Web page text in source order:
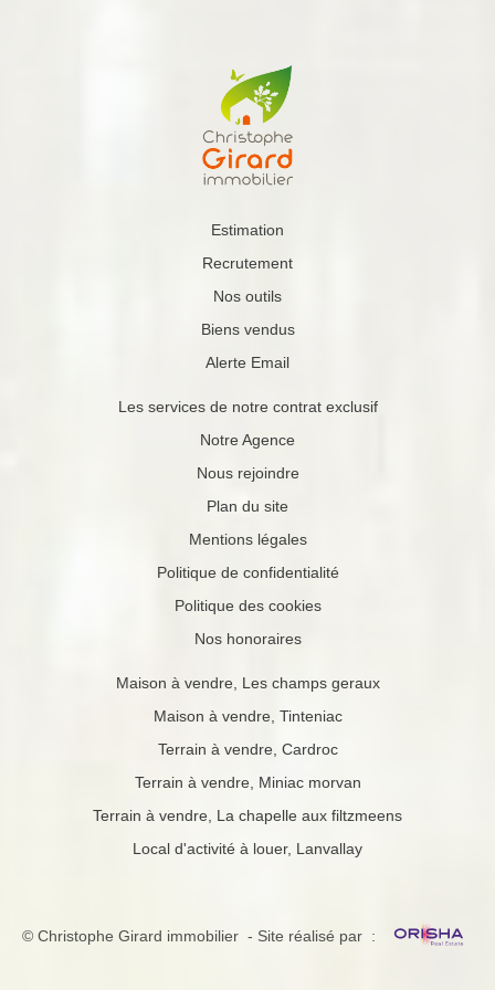
Estimation
Recrutement
Nos outils
Biens vendus
Alerte Email
Les services de notre contrat exclusif
Notre Agence
Nous rejoindre
Plan du site
Mentions légales
Politique de confidentialité
Politique des cookies
Nos honoraires
Maison à vendre, Les champs geraux
Maison à vendre, Tinteniac
Terrain à vendre, Cardroc
Terrain à vendre, Miniac morvan
Terrain à vendre, La chapelle aux filtzmeens
Local d'activité à louer, Lanvallay
© Christophe Girard immobilier - Site réalisé par :